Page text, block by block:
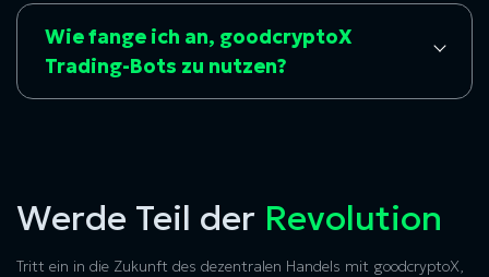
Wie fange ich an, goodcryptoX
Trading-Bots zu nutzen?
Werde Teil der Revolution
Tritt ein in die Zukunft des dezentralen Handels mit goodcryptoX,